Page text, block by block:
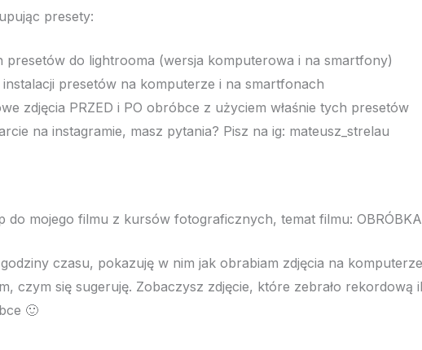
presety:
presetów do lightrooma (wersja komputerowa i na smartfony)
presetów na komputerze i na smartfonach
zdjęcia PRZED i PO obróbce z użyciem właśnie tych presetów
na instagramie, masz pytania? Pisz na ig: mateusz_strelau
do mojego filmu z kursów fotograficznych, temat filmu:
czasu, pokazuję w nim jak obrabiam zdjęcia na
czym się sugeruję. Zobaczysz zdjęcie, które zebrało rekordową
🙂